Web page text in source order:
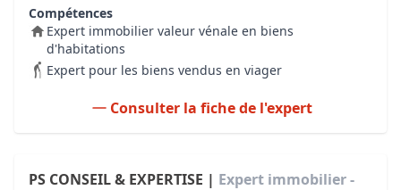
Compétences
Expert immobilier valeur vénale en biens
d'habitations
Expert pour les biens vendus en viager
Consulter la fiche de l'expert
PS CONSEIL & EXPERTISE | Expert immobilier -